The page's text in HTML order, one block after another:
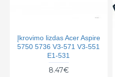
Įkrovimo lizdas Acer Aspire
5750 5736 V3-571 V3-551
E1-531
8.47€